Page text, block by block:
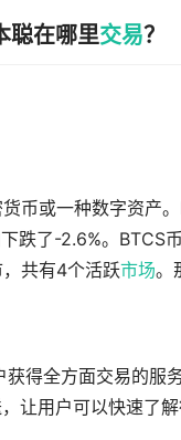
聪在哪里交易？
币或一种数字资产
跌了-2.6%。BTCS
共有4个活跃市场。
得全方面交易的服
让用户可以快速了